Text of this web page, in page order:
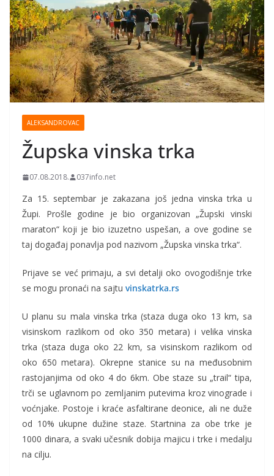
ALEKSANDROVAC
Župska vinska trka
07.08.2018. 037info.net
Za 15. septembar je zakazana još jedna vinska trka u
Župi. Prošle godine je bio organizovan „Župski vinski
maraton“ koji je bio izuzetno uspešan, a ove godine se
taj događaj ponavlja pod nazivom „Župska vinska trka“.
Prijave se već primaju, a svi detalji oko ovogodišnje trke
se mogu pronaći na sajtu vinskatrka.rs
U planu su mala vinska trka (staza duga oko 13 km, sa
visinskom razlikom od oko 350 metara) i velika vinska
trka (staza duga oko 22 km, sa visinskom razlikom od
oko 650 metara). Okrepne stanice su na međusobnim
rastojanjima od oko 4 do 6km. Obe staze su „trail“ tipa,
trči se uglavnom po zemljanim putevima kroz vinograde i
voćnjake. Postoje i kraće asfaltirane deonice, ali ne duže
od 10% ukupne dužine staze. Startnina za obe trke je
1000 dinara, a svaki učesnik dobija majicu i trke i medalju
na cilju.